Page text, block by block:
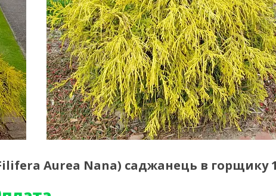
Aurea Nana) саджанець в горщику